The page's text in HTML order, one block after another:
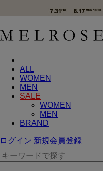
ALL
WOMEN
MEN
SALE
WOMEN
MEN
BRAND
ログイン 新規会員登録